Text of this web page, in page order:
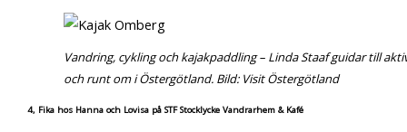
Vandring, cykling och kajakpaddling – Linda Staaf guidar till
och runt om i Östergötland. Bild: Visit Östergötland
4, Fika hos Hanna och Lovisa på STF Stocklycke Vandrarhem & Kafé